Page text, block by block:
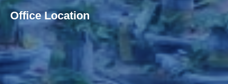
Office Location